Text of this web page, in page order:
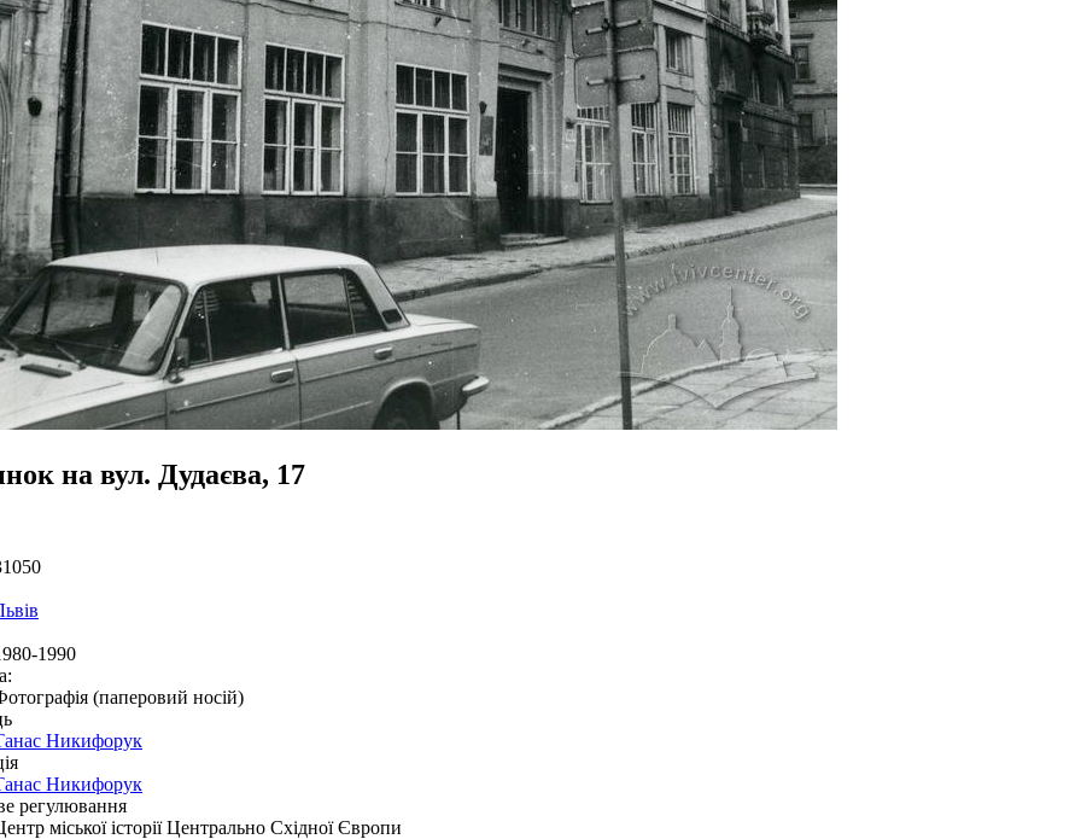
на вул. Дудаєва, 17
1990
(паперовий носій)
Никифорук
Никифорук
регулювання
міської історії Центрально Східної Європи